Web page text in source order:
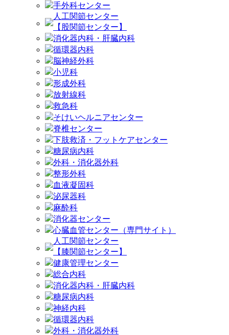
手外科センター
人工関節センター
【股関節センター】
消化器内科・肝臓内科
循環器内科
脳神経外科
小児科
形成外科
放射線科
救急科
そけいヘルニアセンター
脊椎センター
下肢救済・フットケアセンター
糖尿病内科
外科・消化器外科
整形外科
血液凝固科
泌尿器科
麻酔科
消化器センター
心臓血管センター（専門サイト）
人工関節センター
【膝関節センター】
健康管理センター
総合内科
消化器内科・肝臓内科
糖尿病内科
神経内科
循環器内科
外科・消化器外科